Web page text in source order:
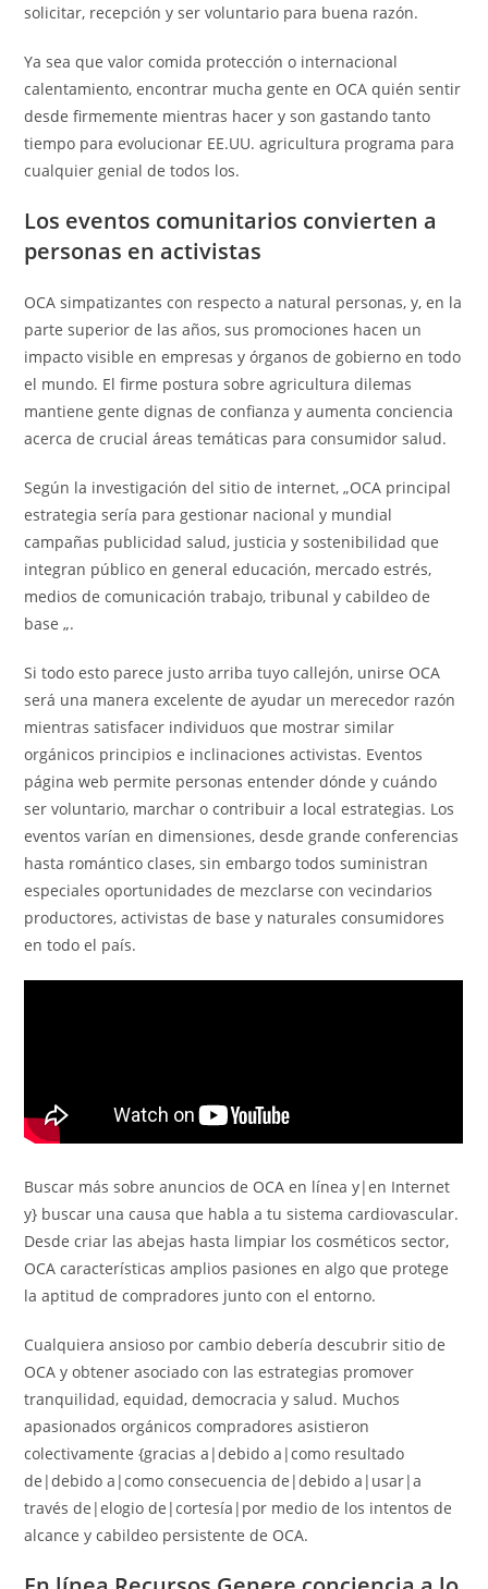
solicitar, recepción y ser voluntario para buena razón.
Ya sea que valor comida protección o internacional
calentamiento, encontrar mucha gente en OCA quién sentir
desde firmemente mientras hacer y son gastando tanto
tiempo para evolucionar EE.UU. agricultura programa para
cualquier genial de todos los.
Los eventos comunitarios convierten a
personas en activistas
OCA simpatizantes con respecto a natural personas, y, en la
parte superior de las años, sus promociones hacen un
impacto visible en empresas y órganos de gobierno en todo
el mundo. El firme postura sobre agricultura dilemas
mantiene gente dignas de confianza y aumenta conciencia
acerca de crucial áreas temáticas para consumidor salud.
Según la investigación del sitio de internet, „OCA principal
estrategia sería para gestionar nacional y mundial
campañas publicidad salud, justicia y sostenibilidad que
integran público en general educación, mercado estrés,
medios de comunicación trabajo, tribunal y cabildeo de
base „.
Si todo esto parece justo arriba tuyo callejón, unirse OCA
será una manera excelente de ayudar un merecedor razón
mientras satisfacer individuos que mostrar similar
orgánicos principios e inclinaciones activistas. Eventos
página web permite personas entender dónde y cuándo
ser voluntario, marchar o contribuir a local estrategias. Los
eventos varían en dimensiones, desde grande conferencias
hasta romántico clases, sin embargo todos suministran
especiales oportunidades de mezclarse con vecindarios
productores, activistas de base y naturales consumidores
en todo el país.
Buscar más sobre anuncios de OCA en línea y|en Internet
y} buscar una causa que habla a tu sistema cardiovascular.
Desde criar las abejas hasta limpiar los cosméticos sector,
OCA características amplios pasiones en algo que protege
la aptitud de compradores junto con el entorno.
Cualquiera ansioso por cambio debería descubrir sitio de
OCA y obtener asociado con las estrategias promover
tranquilidad, equidad, democracia y salud. Muchos
apasionados orgánicos compradores asistieron
colectivamente {gracias a|debido a|como resultado
de|debido a|como consecuencia de|debido a|usar|a
través de|elogio de|cortesía|por medio de los intentos de
alcance y cabildeo persistente de OCA.